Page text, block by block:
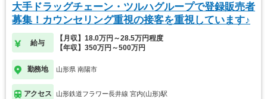
大手ドラッグチェーン・ツルハグループで登録販売者
募集！カウンセリング重視の接客を重視しています♪
給与
【月収】18.0万円～28.5万円程度
【年収】350万円～500万円
勤務地 山形県 南陽市
アクセス 山形鉄道フラワー長井線 宮内(山形)駅